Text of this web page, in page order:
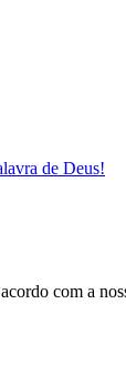
de Deus!
com a